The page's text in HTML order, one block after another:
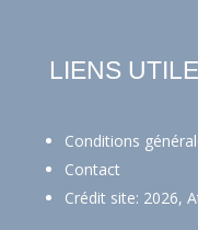
LIENS
Conditions
Contact
Crédit site: 2026,